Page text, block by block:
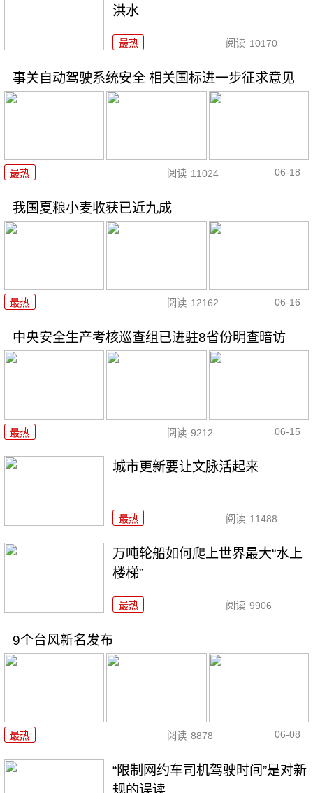
洪水
最热 阅读 10170
事关自动驾驶系统安全 相关国标进一步征求意见
最热 阅读 11024 06-18
我国夏粮小麦收获已近九成
最热 阅读 12162 06-16
中央安全生产考核巡查组已进驻8省份明查暗访
最热 阅读 9212 06-15
城市更新要让文脉活起来
最热 阅读 11488
万吨轮船如何爬上世界最大“水上
楼梯”
最热 阅读 9906
9个台风新名发布
最热 阅读 8878 06-08
“限制网约车司机驾驶时间”是对新
规的误读